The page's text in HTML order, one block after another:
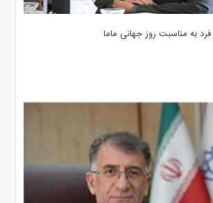
به مناسبت روز جهانی ماما